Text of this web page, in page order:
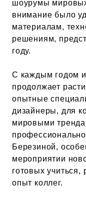
шоурумы
внимание было
материалам,
решениям,
году.
С каждым годом
продолжает
опытные
дизайнеры, для
мировыми
Березиной,
мероприятии
готовых учиться,
опыт коллег.